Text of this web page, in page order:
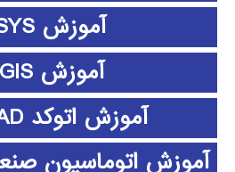
آموزش ANSYS
آموزش ArcGIS
آموزش اتوکد AUTOCAD